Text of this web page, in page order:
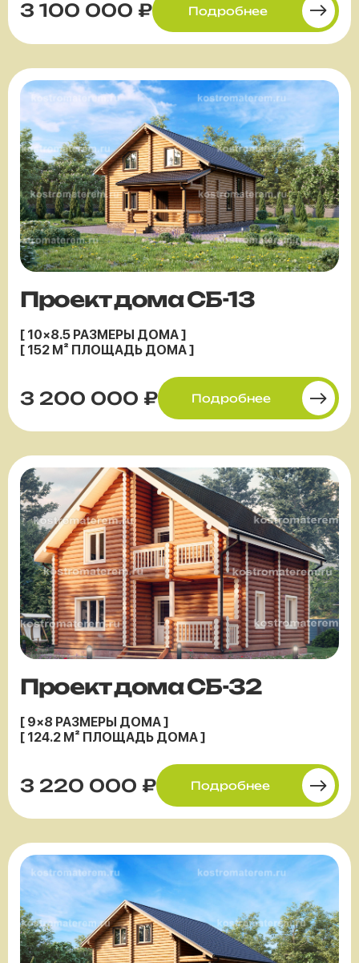
3 100 000 ₽ Подробнее
Проект дома СБ-13
[ 10×8.5 РАЗМЕРЫ ДОМА ]
[ 152 М² ПЛОЩАДЬ ДОМА ]
3 200 000 ₽ Подробнее
Проект дома СБ-32
[ 9×8 РАЗМЕРЫ ДОМА ]
[ 124.2 М² ПЛОЩАДЬ ДОМА ]
3 220 000 ₽ Подробнее